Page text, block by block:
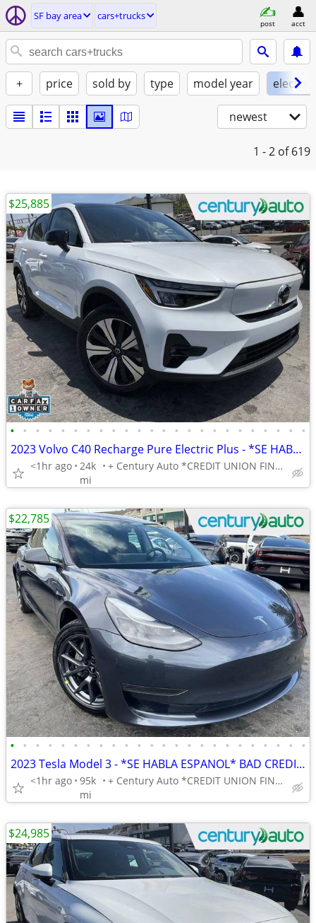
SF bay area cars+trucks
post acct
+ price sold by type model year electric
newest
1 - 2 of 619
• • • • • • • • • • • • • • • • • • • • • • • •
2023 Volvo C40 Recharge Pure Electric Plus - *SE HABLA ESPANOL* BAD CREDIT OK!
<1hr ago 24k
mi
+ Century Auto *CREDIT UNION FINANCING AVAILABLE!*
$25,885
• • • • • • • • • • • • • • • • • • • • • • • •
2023 Tesla Model 3 - *SE HABLA ESPANOL* BAD CREDIT OK!
<1hr ago 95k
mi
+ Century Auto *CREDIT UNION FINANCING AVAILABLE!*
$22,785
$24,985